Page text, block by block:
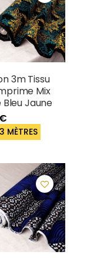
3m Tissu
Mix
Bleu Jaune
MÈTRES